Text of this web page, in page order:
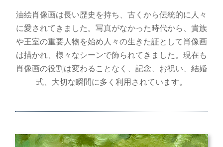
油絵肖像画は長い歴史を持ち、古くから伝統的に人々
に愛されてきました。写真がなかった時代から、貴族
や王室の重要人物を始め人々の生きた証として肖像画
は描かれ、様々なシーンで飾られてきました。現在も
肖像画の役割は変わることなく、記念、お祝い、結婚
式、大切な瞬間に多く利用されています。